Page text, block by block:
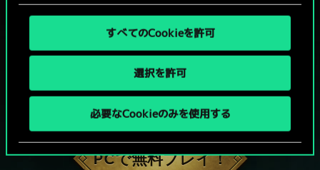
すべてのCookieを許可
選択を許可
必要なCookieのみを使用する
グウェントでひと勝負といかない
か？
PCで無料プレイ！